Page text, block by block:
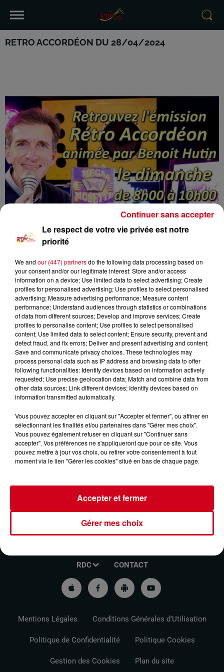
RETRO ACCORDÉON DU 28/04/2024
Retro Accordeon
0:00 1 h 16 min
28 avril 2024 - 1 h 16 min
RETRO ACCORDÉON DU 28/04/2024
RDC CONTACT
Mentions Légales Conditions Générales d'Utilisation
Politique de Confidentialité Politique Cookies
Gestion des Cookies Plan du site
Le respect de votre vie privée est notre
priorité
We and our (447) partnersdo the following data processing based on
your consent and/or our legitimate interest: Store and/or access
information on a device; Use limited data to select advertising; Create
profiles for personalised advertising; Use profiles to select personalised
advertising; Measure advertising performance; Measure content
performance; Understand audiences through statistics or combinations
of data from different sources; Develop and improve services; Create
profiles to personalise content; Use profiles to select personalised
content; Use limited data to select content; Ensure security, prevent and
detect fraud, and fix errors; Deliver and present advertising and content;
Save and communicate privacy choices. These technologies may
process personal data such as IP address and browsing data to offer
following functionalities: Identify devices based on information actively
requested; Use precise geolocation data; Match and combine data from
other data sources; Link different devices; Identify devices based on
information transmitted automatically.
Vous pouvez accepter en cliquant sur "Accepter et fermer", ou affiner en
sélectionnant les finalités et/ou partenaires dans "Gérer mes choix".
Vous pouvez également refuser en cliquant sur "Continuer sans
accepter". Vos préférences ne s'appliqueront que pour ce site. Vous
pouvez mettre à jour vos choix, ou retirer votre consentement à tout
moment via le lien "Gérer les cookies" situé en bas de chaque page.
Gérer mes choix
Accepter et fermer
Continuer sans accepter